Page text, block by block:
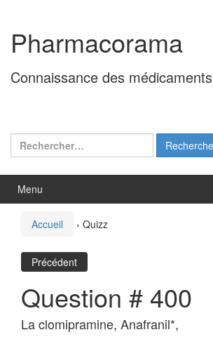
contenu
menu
principal
Pharmacorama
Connaissance des médicaments
Rechercher :
Menu
Accueil › Quizz
Précédent
Question # 400
La clomipramine, Anafranil*,